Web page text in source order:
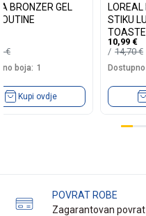
BRONZER GEL
€
boja: 1
Kupi ovdje
LOREAL
STIKU LUMI
10,99 €
14,70€
POVRAT ROBE
Zagarantovan povrat